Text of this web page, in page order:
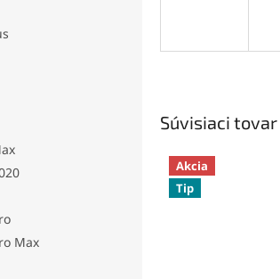
Max
Súvisiaci tovar
Akcia
Tip